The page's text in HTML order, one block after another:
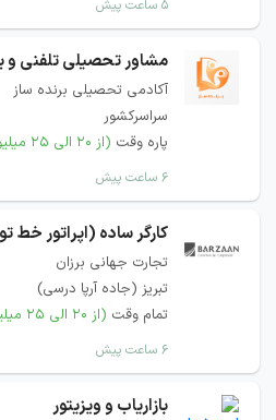
۵ ساعت پیش
مشاور تحصیلی تلفنی و
آکادمی تحصیلی برنده ساز
سراسرکشور
پاره وقت (از ۲۰ الی ۲۵ میلیون)
۶ ساعت پیش
کارگر ساده (اپراتور خط
تجارت جهانی برزان
تبریز (جاده آرپا درسی)
تمام وقت (از ۲۰ الی ۲۵ میلیون)
۶ ساعت پیش
بازاریاب و ویزیتور